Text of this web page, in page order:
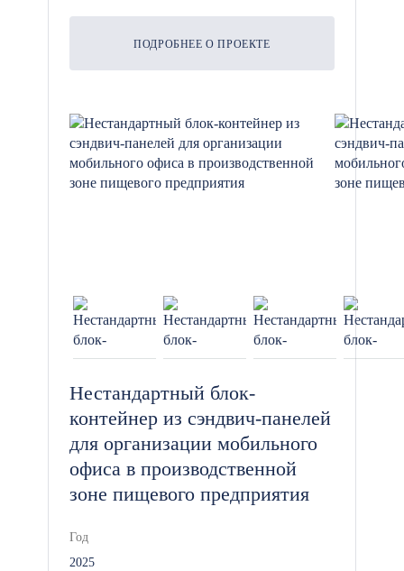
ПОДРОБНЕЕ О ПРОЕКТЕ
Нестандартный блок-
контейнер из сэндвич-панелей
для организации мобильного
офиса в производственной
зоне пищевого предприятия
Год
2025